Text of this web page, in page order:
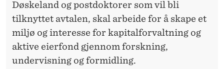
Døskeland og postdoktorer som vil bli
tilknyttet avtalen, skal arbeide for å skape et
miljø og interesse for kapitalforvaltning og
aktive eierfond gjennom forskning,
undervisning og formidling.